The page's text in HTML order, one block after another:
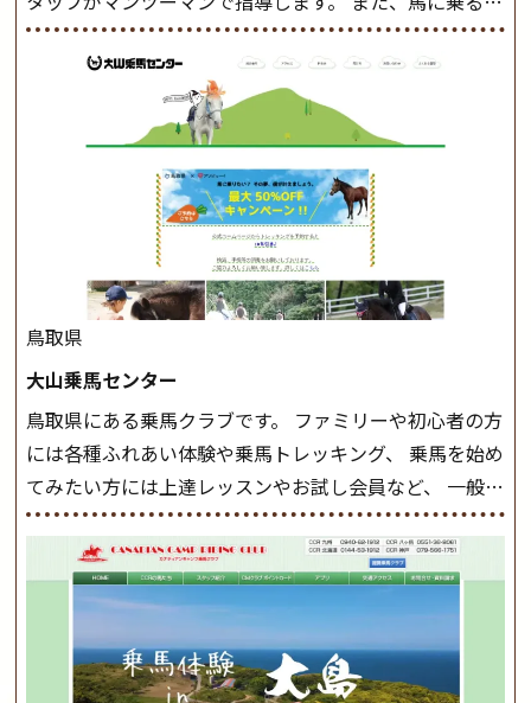
けでなく、馬の手入れや馬装（鞍などを装着する） も
このクラスで把握し、「馬に触れること」にも慣れてい
きましょう。 スタートクラス ビギナークラスで単独で
軽速歩(けいはやあし)ができるようになったら スタート
クラスへ。 グループレッスンで馬のスピードを調整し
ながら 軽速歩・正反撞(せいはんどう)を学びます。 安定
した手綱操作と軽速歩・正反撞ができるようになれば
駈歩(かけあし)練習に入ります。 ホップクラス スタート
クラスで常歩(なみあし)や 速歩、駈歩の初歩をマスター
したら、 次は部班にて駈歩を含めた誘導練習を行いま
しょう。 ステップクラス ホップクラスまでに練習した
まとめをします。 三種歩法をマスターし、ワンランク上
の扶助操作や誘導方法を身につけましょう。 注意事項
◆馬場使用状況により、使用する馬場はこちらで決定い
たしますのでご了承ください ◆基本は雨天決行です
が、落雷・強風等のより、安全上急遽中止させていただ
く場合がございます。 ◆三木ホースランドパークの協議
会や講習会等により、一部レッスンが中止になる場合が
ございます。 その際、ご予約いただいている皆様には事
前にご連絡いたします。MIKIホーストレックのツアー
鳥取県
大山乗馬センター
鳥取県にある乗馬クラブです。 ファミリーや初心者の方
には各種ふれあい体験や乗馬トレッキング、 乗馬を始め
てみたい方には上達レッスンやお試し会員など、 一般の
方に幅広くお楽しみいただける施設を目指しています。
また、お手軽（低価格）に会員になったり自分の馬を持
つことのできる乗馬クラブでもあり、 健康や趣味、スポ
ーツ競技として、老若男女様々な方が、日々乗馬をお楽
しみいただいています。 なお、ゴールデンウィークと夏
休み期間中は無休で営業していますので、ぜひご家族で